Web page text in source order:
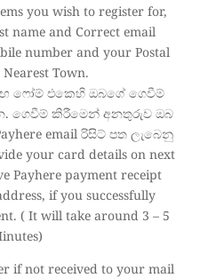
you wish to register for,
name and Correct email
number and your Postal
Town.
ෆෝම් එකෙහි ඔබගේ ගෙවීම්
ගෙවීම් කිරීමෙන් අනතුරුව ඔබ
email රිසිට් පත ලැබෙනු
your card details on next
Payhere payment receipt
if you successfully
( It will take around 3 – 5
if not received to your mail